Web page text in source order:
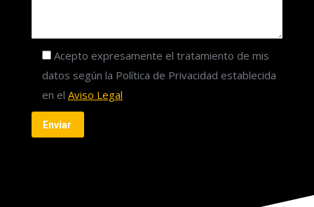
Acepto expresamente el tratamiento de mis
datos según la Política de Privacidad establecida
en el Aviso Legal